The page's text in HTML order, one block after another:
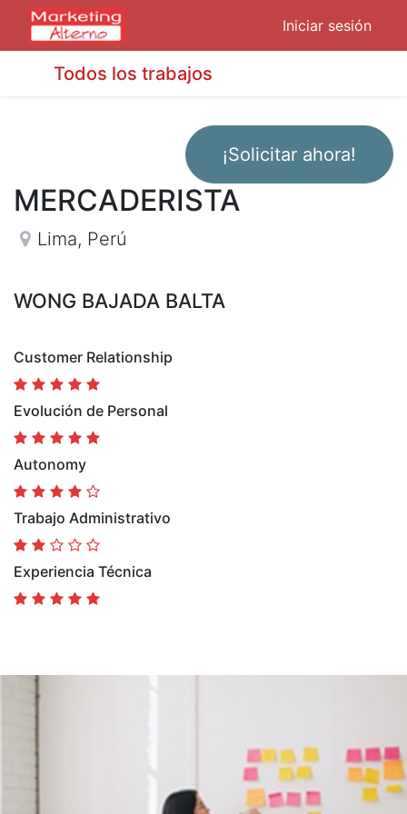
Iniciar sesión
Todos los trabajos
¡Solicitar ahora!
MERCADERISTA
Lima, Perú
WONG BAJADA BALTA
Customer Relationship
Evolución de Personal
Autonomy
Trabajo Administrativo
Experiencia Técnica